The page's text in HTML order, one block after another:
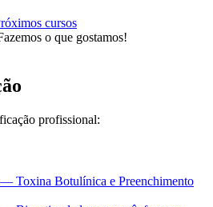
cursos
o que gostamos!
profissional: